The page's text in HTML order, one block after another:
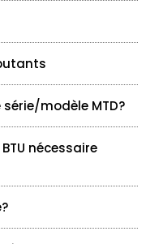
modèle MTD?
nécessaire